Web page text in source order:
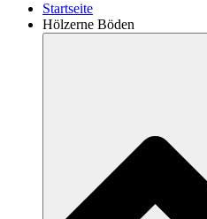
Startseite
Hölzerne Böden